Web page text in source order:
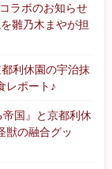
ラボのお知らせ
雛乃木まやが担
利休園の宇治抹
レポート♪
国』と京都利休
獣の融合グッ